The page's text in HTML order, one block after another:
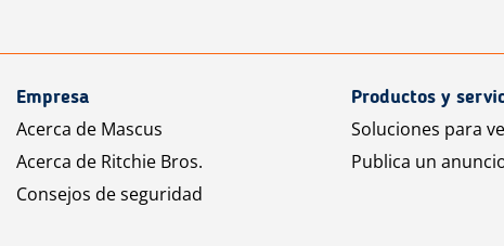
Empresa
Acerca de Mascus
Acerca de Ritchie Bros.
Consejos de seguridad
Productos y
Soluciones para
Publica un